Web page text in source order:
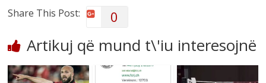
Share This Post: 0
Artikuj që mund t\'iu interesojnë